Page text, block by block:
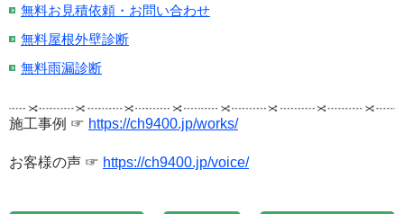
無料お見積依頼・お問い合わせ
無料屋根外壁診断
無料雨漏診断
施工事例 ☞ https://ch9400.jp/works/
お客様の声 ☞ https://ch9400.jp/voice/